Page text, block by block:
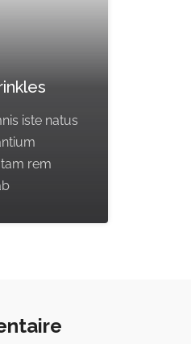
iste natus
rem